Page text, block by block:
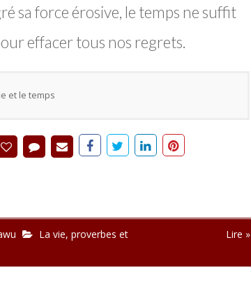
sa force érosive, le temps ne suffit
effacer tous nos regrets.
et le temps
La vie, proverbes et
Lire »